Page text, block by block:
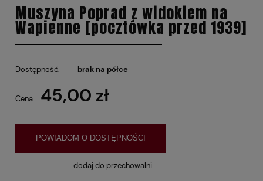
Muszyna Poprad z widokiem na
Wapienne [pocztówka przed 1939]
Dostępność: brak na półce
Cena: 45,00 zł
POWIADOM O DOSTĘPNOŚCI
dodaj do przechowalni